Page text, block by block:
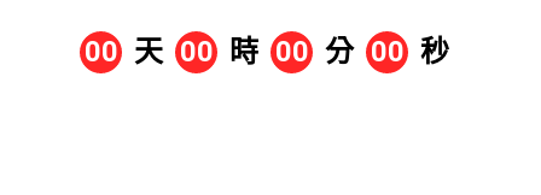
00 天 00 時 00 分 00 秒